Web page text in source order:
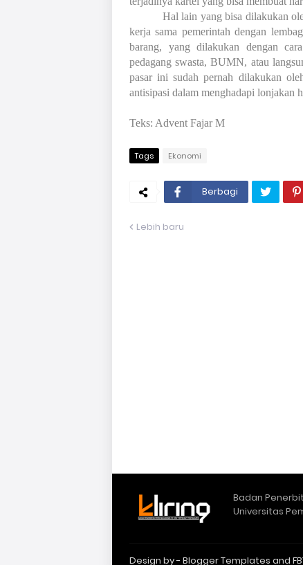
Hal lain yang bisa dilakukan
kerja sama pemerintah dengan
barang, yang dilakukan dengan
pedagang swasta, BUMN, atau
pasar ini sudah pernah dilakukan
antisipasi dalam menghadapi lonjakan
Teks: Advent Fajar M
Tags Ekonomi
Berbagi
Lebih baru
Badan
Universitas
Design by - Blogger Templates and